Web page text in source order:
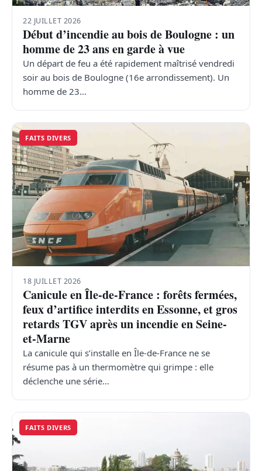
22 JUILLET 2026
Début d’incendie au bois de Boulogne : un
homme de 23 ans en garde à vue
Un départ de feu a été rapidement maîtrisé vendredi
soir au bois de Boulogne (16e arrondissement). Un
homme de 23…
FAITS DIVERS
18 JUILLET 2026
Canicule en Île-de-France : forêts fermées,
feux d’artifice interdits en Essonne, et gros
retards TGV après un incendie en Seine-
et-Marne
La canicule qui s’installe en Île-de-France ne se
résume pas à un thermomètre qui grimpe : elle
déclenche une série…
FAITS DIVERS